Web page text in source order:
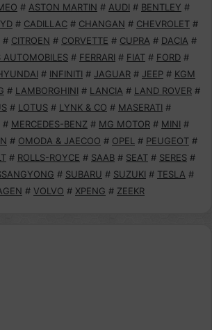
# ASTON MARTIN # AUDI # BENTLEY #
# CADILLAC # CHANGAN # CHEVROLET #
# CITROEN # CORVETTE # CUPRA # DACIA #
AUTOMOBILES # FERRARI # FIAT # FORD #
# INFINITI # JAGUAR # JEEP # KGM
# LAMBORGHINI # LANCIA # LAND ROVER #
# LOTUS # LYNK & CO # MASERATI #
# MERCEDES-BENZ # MG MOTOR # MINI #
# OMODA & JAECOO # OPEL # PEUGEOT #
# ROLLS-ROYCE # SAAB # SEAT # SERES #
# SUBARU # SUZUKI # TESLA #
# VOLVO # XPENG # ZEEKR